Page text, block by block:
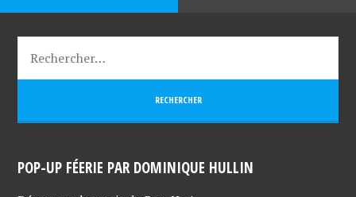
POP-UP FÉERIE PAR DOMINIQUE HULLIN